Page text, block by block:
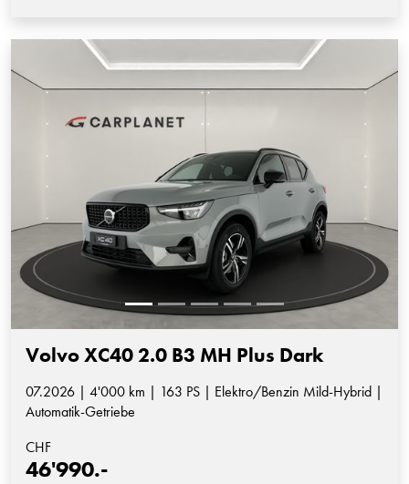
Volvo XC40 2.0 B3 MH Plus Dark
07.2026 | 4'000 km | 163 PS | Elektro/Benzin Mild-Hybrid |
Automatik-Getriebe
CHF
46'990.-